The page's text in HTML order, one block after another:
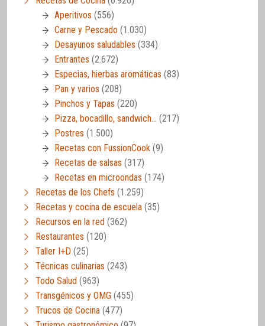
Aperitivos (556)
Carne y Pescado (1.030)
Desayunos saludables (334)
Entrantes (2.672)
Especias, hierbas aromáticas (83)
Pan y varios (208)
Pinchos y Tapas (220)
Pizza, bocadillo, sandwich… (217)
Postres (1.500)
Recetas con FussionCook (9)
Recetas de salsas (317)
Recetas en microondas (174)
Recetas de los Chefs (1.259)
Recetas y cocina de escuela (35)
Recursos en la red (362)
Restaurantes (120)
Taller I+D (25)
Técnicas culinarias (243)
Todo Salud (963)
Transgénicos y OMG (455)
Trucos de Cocina (477)